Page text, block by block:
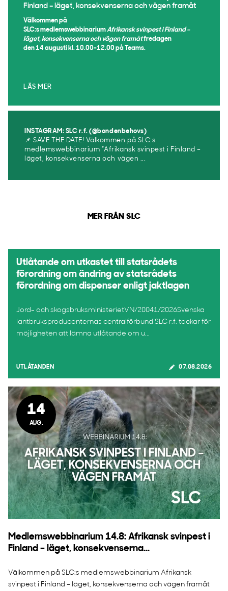
Finland – läget, konsekvenserna och vägen framåt
Välkommen på
SLC:s medlemswebbinariumAfrikansk svinpest i Finland –
läget, konsekvenserna och vägen framåtfredagen
den 14 augusti kl. 10.00-12.00 på Teams.
LÄS MER
INSTAGRAM: SLC r.f. (@bondenbehovs)
📌 SAVE THE DATE! Välkommen på SLC:s
medlemswebbinarium ”Afrikansk svinpest i Finland –
läget, konsekvenserna och vägen ...
MER FRÅN SLC
Utlåtande om utkastet till statsrådets
förordning om ändring av statsrådets
förordning om dispenser enligt jaktlagen
Jord- och skogsbruksministerietVN/20041/2026Svenska
lantbruksproducenternas centralförbund SLC r.f. tackar för
möjligheten att lämna utlåtande om u...
UTLÅTANDEN 07.08.2026
14
AUG.
Medlemswebbinarium 14.8: Afrikansk svinpest i
Finland – läget, konsekvenserna...
Välkommen på SLC:s medlemswebbinarium Afrikansk
svinpest i Finland – läget, konsekvenserna och vägen framåt